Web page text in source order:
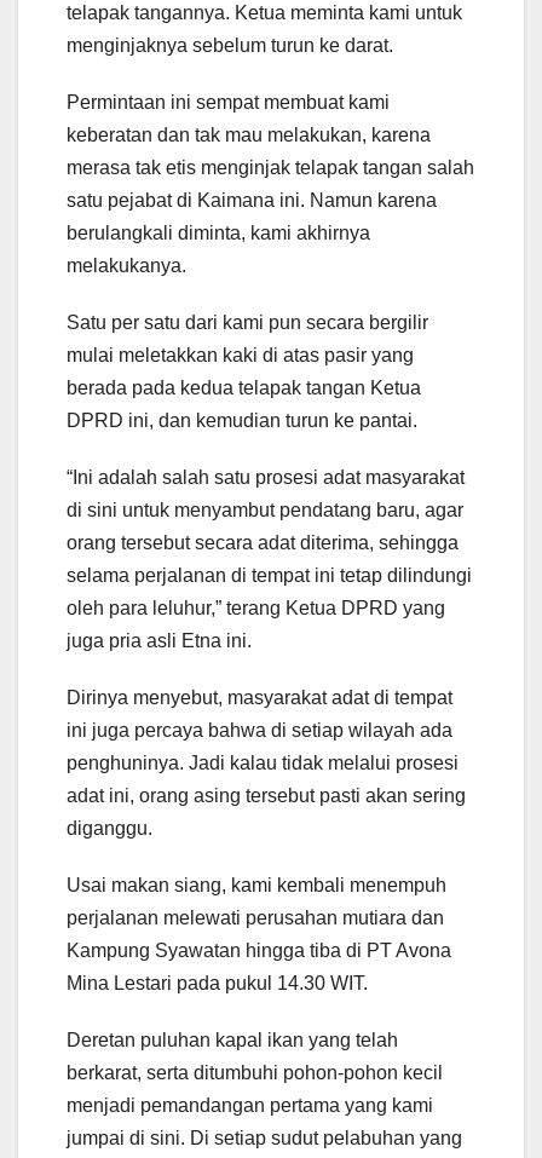
telapak tangannya. Ketua meminta kami untuk
menginjaknya sebelum turun ke darat.
Permintaan ini sempat membuat kami
keberatan dan tak mau melakukan, karena
merasa tak etis menginjak telapak tangan salah
satu pejabat di Kaimana ini. Namun karena
berulangkali diminta, kami akhirnya
melakukanya.
Satu per satu dari kami pun secara bergilir
mulai meletakkan kaki di atas pasir yang
berada pada kedua telapak tangan Ketua
DPRD ini, dan kemudian turun ke pantai.
“Ini adalah salah satu prosesi adat masyarakat
di sini untuk menyambut pendatang baru, agar
orang tersebut secara adat diterima, sehingga
selama perjalanan di tempat ini tetap dilindungi
oleh para leluhur,” terang Ketua DPRD yang
juga pria asli Etna ini.
Dirinya menyebut, masyarakat adat di tempat
ini juga percaya bahwa di setiap wilayah ada
penghuninya. Jadi kalau tidak melalui prosesi
adat ini, orang asing tersebut pasti akan sering
diganggu.
Usai makan siang, kami kembali menempuh
perjalanan melewati perusahan mutiara dan
Kampung Syawatan hingga tiba di PT Avona
Mina Lestari pada pukul 14.30 WIT.
Deretan puluhan kapal ikan yang telah
berkarat, serta ditumbuhi pohon-pohon kecil
menjadi pemandangan pertama yang kami
jumpai di sini. Di setiap sudut pelabuhan yang